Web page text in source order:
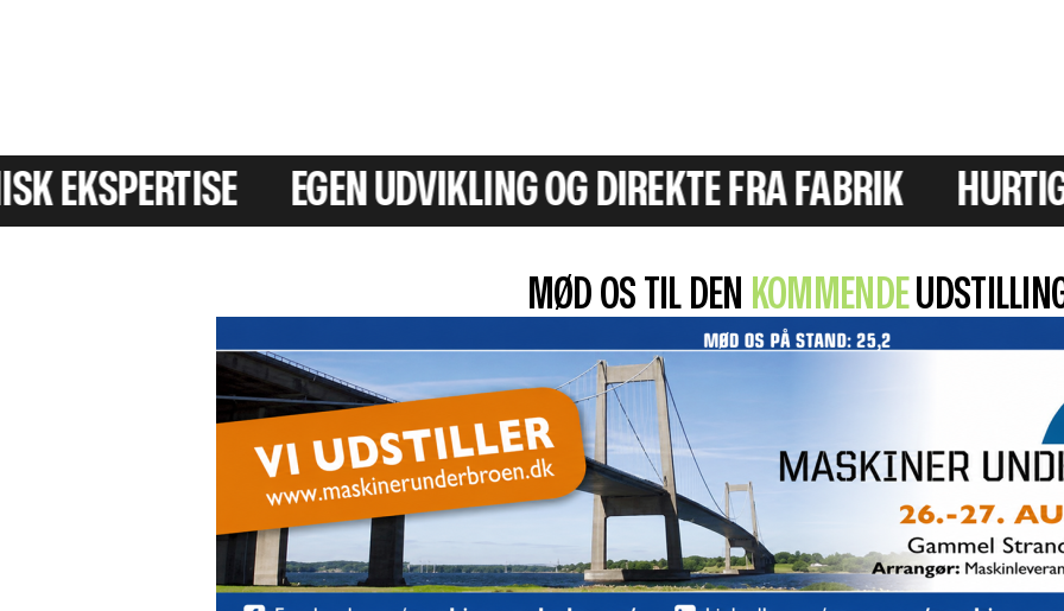
EGEN UDVIKLING OG DIREKTE FRA FABRIK HURTIG LEVERING OG
MØD OS TIL DEN KOMMENDE